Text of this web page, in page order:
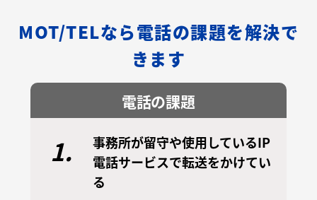
MOT/TELなら電話の課題を解決で
きます
電話の課題
1.
事務所が留守や使用しているIP
電話サービスで転送をかけてい
る